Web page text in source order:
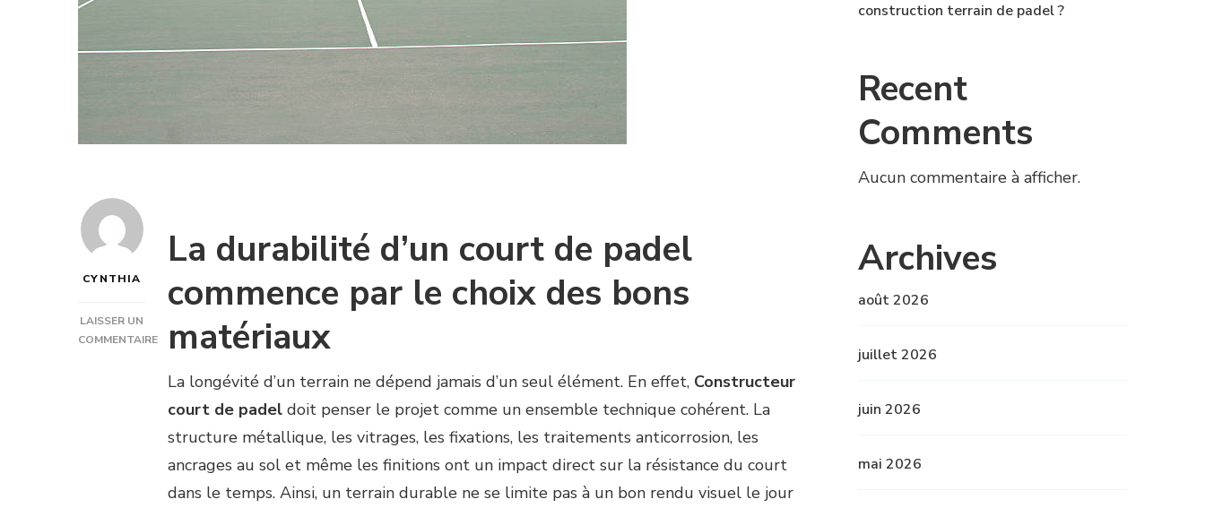
CYNTHIA
LAISSER UN
COMMENTAIRE
La durabilité d’un court de padel
commence par le choix des bons
matériaux
La longévité d’un terrain ne dépend jamais d’un seul élément. En effet, Constructeur
court de padel doit penser le projet comme un ensemble technique cohérent. La
structure métallique, les vitrages, les fixations, les traitements anticorrosion, les
ancrages au sol et même les finitions ont un impact direct sur la résistance du court
dans le temps. Ainsi, un terrain durable ne se limite pas à un bon rendu visuel le jour
construction terrain de padel ?
Recent
Comments
Aucun commentaire à afficher.
Archives
août 2026
juillet 2026
juin 2026
mai 2026